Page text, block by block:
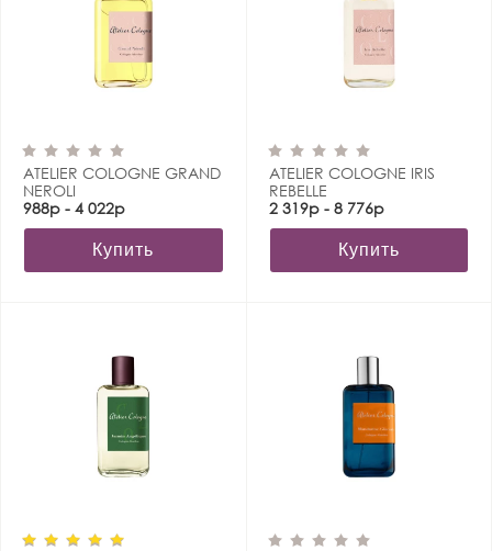
ATELIER COLOGNE GRAND
NEROLI
988р - 4 022р
Купить
ATELIER COLOGNE IRIS
REBELLE
2 319р - 8 776р
Купить